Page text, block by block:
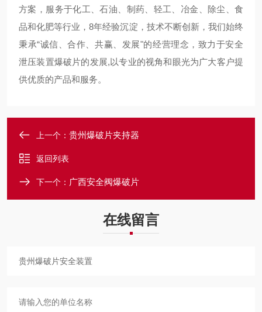
方案，服务于化工、石油、制药、轻工、冶金、除尘、食
品和化肥等行业，8年经验沉淀，技术不断创新，我们始终
秉承“诚信、合作、共赢、发展"的经营理念，致力于安全
泄压装置爆破片的发展,以专业的视角和眼光为广大客户提
供优质的产品和服务。
上一个： 贵州爆破片夹持器
返回列表
下一个： 广西安全阀爆破片
在线留言